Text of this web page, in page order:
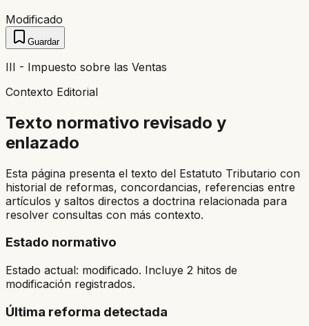
Modificado
Guardar
III - Impuesto sobre las Ventas
Contexto Editorial
Texto normativo revisado y
enlazado
Esta página presenta el texto del Estatuto Tributario con
historial de reformas, concordancias, referencias entre
artículos y saltos directos a doctrina relacionada para
resolver consultas con más contexto.
Estado normativo
Estado actual: modificado. Incluye 2 hitos de
modificación registrados.
Última reforma detectada